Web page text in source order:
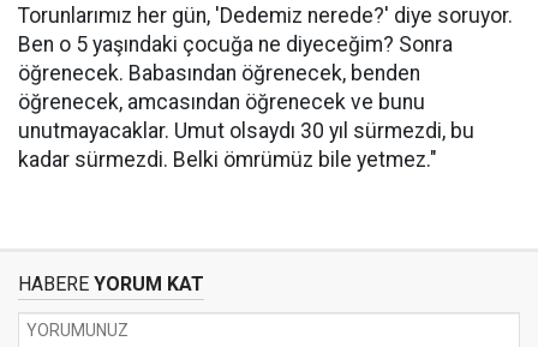
Torunlarımız her gün, 'Dedemiz nerede?' diye soruyor.
Ben o 5 yaşındaki çocuğa ne diyeceğim? Sonra
öğrenecek. Babasından öğrenecek, benden
öğrenecek, amcasından öğrenecek ve bunu
unutmayacaklar. Umut olsaydı 30 yıl sürmezdi, bu
kadar sürmezdi. Belki ömrümüz bile yetmez."
HABERE YORUM KAT